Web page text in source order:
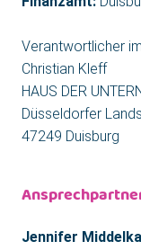
Verantwortlicher
Christian Kleff
HAUS DER
Düsseldorfer
47249 Duisburg
Jennifer